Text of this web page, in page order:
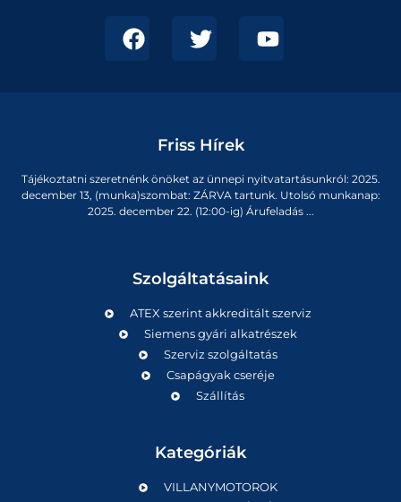
Friss Hírek
Tájékoztatni szeretnénk önöket az ünnepi nyitvatartásunkról: 2025.
december 13, (munka)szombat: ZÁRVA tartunk. Utolsó munkanap:
2025. december 22. (12:00-ig) Árufeladás ...
Szolgáltatásaink
ATEX szerint akkreditált szerviz
Siemens gyári alkatrészek
Szerviz szolgáltatás
Csapágyak cseréje
Szállítás
Kategóriák
VILLANYMOTOROK